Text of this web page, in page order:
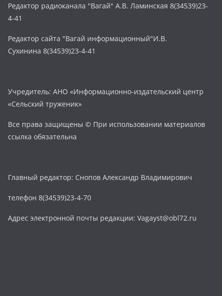
Редактор радиоканала "Вагай" А.В. Ламинская 8(34539)23-
4-41
Редактор сайта "Вагай информационный"И.В.
Сухинина 8(34539)23-4-41
Учредитель: АНО «Информационно-издательский центр
«Сельский труженик»
Все права защищены © При использовании материалов
ссылка обязательна
Главный редактор: Снопов Александр Владимирович
телефон 8(34539)23-4-70
Адрес электронной почты редакции: Vagayst@obl72.ru